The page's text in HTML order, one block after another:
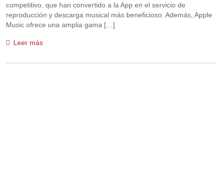
competitivo, que han convertido a la App en el servicio de
reproducción y descarga musical más beneficioso. Además, Apple
Music ofrece una amplia gama […]
Leer más